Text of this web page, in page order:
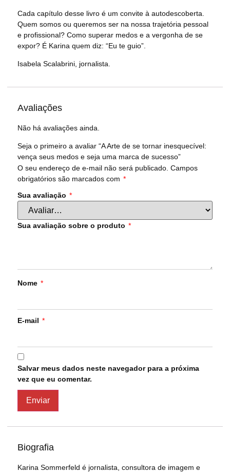
Cada capítulo desse livro é um convite à autodescoberta.
Quem somos ou queremos ser na nossa trajetória pessoal
e profissional? Como superar medos e a vergonha de se
expor? É Karina quem diz: “Eu te guio”.
Isabela Scalabrini, jornalista.
Avaliações
Não há avaliações ainda.
Seja o primeiro a avaliar “A Arte de se tornar inesquecível:
vença seus medos e seja uma marca de sucesso”
O seu endereço de e-mail não será publicado. Campos
obrigatórios são marcados com *
Sua avaliação *
Sua avaliação sobre o produto *
Nome *
E-mail *
Salvar meus dados neste navegador para a próxima
vez que eu comentar.
Biografia
Karina Sommerfeld é jornalista, consultora de imagem e